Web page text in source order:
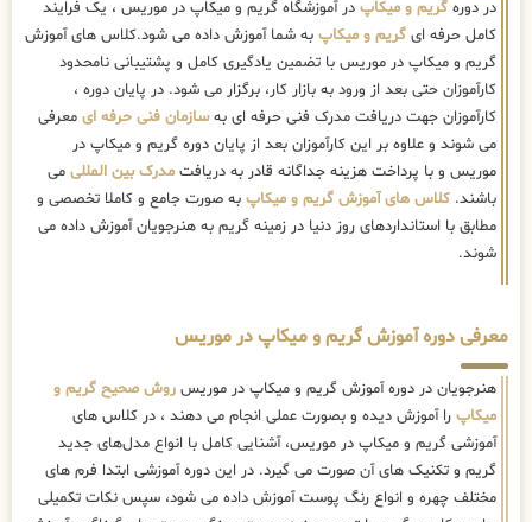
در دوره گریم و میکاپ در آموزشگاه گریم و میکاپ در موریس ، یک فرایند
کامل حرفه ای گریم و میکاپ به شما آموزش داده می شود.کلاس های آموزش
گریم و میکاپ در موریس با تضمین یادگیری کامل و پشتیبانی نامحدود
کارآموزان حتی بعد از ورود به بازار کار، برگزار می شود. در پایان دوره ،
کارآموزان جهت دریافت مدرک فنی حرفه ای بهسازمان فنی حرفه ای معرفی
می شوند و علاوه بر این کارآموزان بعد از پایان دوره گریم و میکاپ در
موریس و با پرداخت هزینه جداگانه قادر به دریافت مدرک بین المللی می
باشند. کلاس های آموزش گریم و میکاپ به صورت جامع و کاملا تخصصی و
مطابق با استانداردهای روز دنیا در زمینه گریم به هنرجویان آموزش داده می
شوند.
معرفی دوره آموزش گریم و میکاپ در موریس
هنرجویان در دوره آموزش گریم و میکاپ در موریس روش صحیح گریم و
میکاپ را آموزش دیده و بصورت عملی انجام می دهند ، در کلاس های
آموزشی گریم و میکاپ در موریس، آشنایی کامل با انواع مدل‌های جدید
گریم و تکنیک های آن صورت می گیرد. در این دوره آموزشی ابتدا فرم های
مختلف چهره و انواع رنگ پوست آموزش داده می شود، سپس نکات تکمیلی